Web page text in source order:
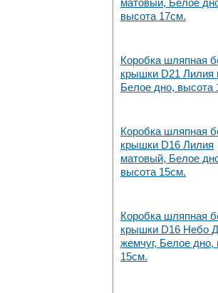
матовый, Белое
высота 17см.
Коробка шляпная
крышки D21 Лилия
Белое дно, высота
Коробка шляпная
крышки D16 Лилия
матовый, Белое
высота 15см.
Коробка шляпная
крышки D16 Небо
жемчуг, Белое дно,
15см.